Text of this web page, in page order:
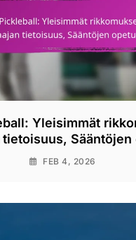
Yleisimmät
tietoisuus, Sääntöjen
FEB 4, 2026